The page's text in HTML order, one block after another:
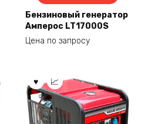
Бензиновый генератор
Амперос LT17000S
Цена по запросу